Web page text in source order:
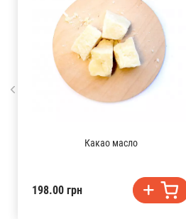
Какао масло
198.00 грн